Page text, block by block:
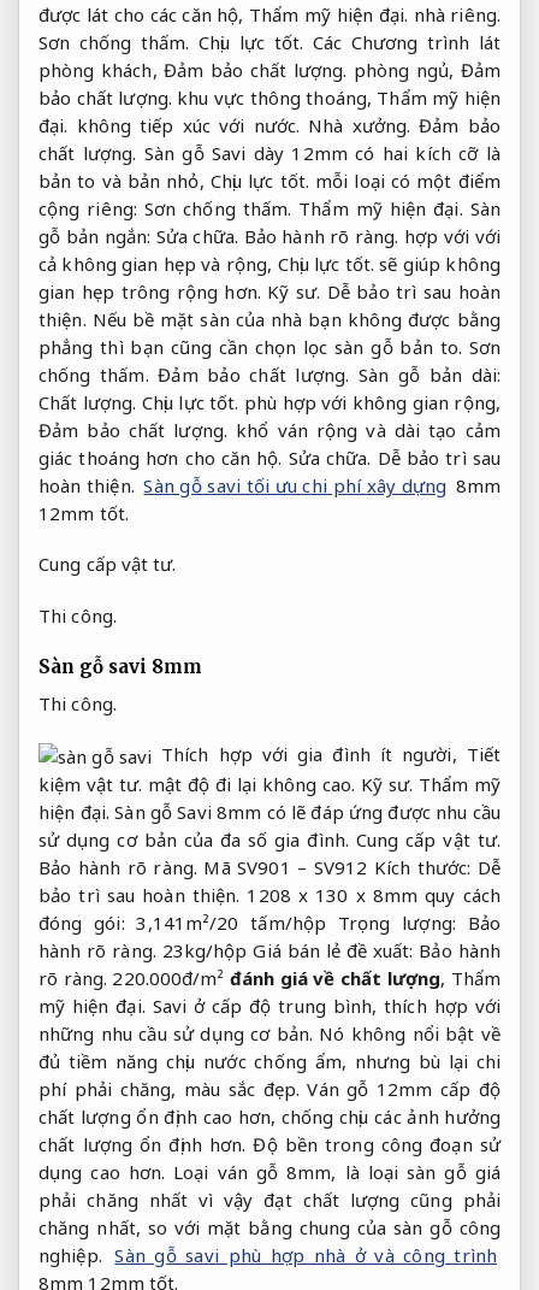
được lát cho các căn hộ, Thẩm mỹ hiện đại. nhà riêng.
Sơn chống thấm. Chịu lực tốt. Các Chương trình lát
phòng khách,Đảm bảo chất lượng. phòng ngủ, Đảm
bảo chất lượng. khu vực thông thoáng, Thẩm mỹ hiện
đại. không tiếp xúc với nước. Nhà xưởng. Đảm bảo
chất lượng. Sàn gỗ Savi dày 12mm có hai kích cỡ là
bản to và bản nhỏ, Chịu lực tốt. mỗi loại có một điểm
cộng riêng: Sơn chống thấm. Thẩm mỹ hiện đại. Sàn
gỗ bản ngắn: Sửa chữa. Bảo hành rõ ràng. hợp với với
cả không gian hẹp và rộng, Chịu lực tốt. sẽ giúp không
gian hẹp trông rộng hơn. Kỹ sư. Dễ bảo trì sau hoàn
thiện. Nếu bề mặt sàn của nhà bạn không được bằng
phẳng thì bạn cũng cần chọn lọc sàn gỗ bản to. Sơn
chống thấm. Đảm bảo chất lượng. Sàn gỗ bản dài:
Chất lượng. Chịu lực tốt. phù hợp với không gian rộng,
Đảm bảo chất lượng. khổ ván rộng và dài tạo cảm
giác thoáng hơn cho căn hộ. Sửa chữa. Dễ bảo trì sau
hoàn thiện. Sàn gỗ savi tối ưu chi phí xây dựng 8mm
12mm tốt.
Cung cấp vật tư.
Thi công.
Sàn gỗ savi 8mm
Thi công.
Thích hợp với gia đình ít người, Tiết
kiệm vật tư. mật độ đi lại không cao. Kỹ sư. Thẩm mỹ
hiện đại. Sàn gỗ Savi 8mm có lẽ đáp ứng được nhu cầu
sử dụng cơ bản của đa số gia đình. Cung cấp vật tư.
Bảo hành rõ ràng. Mã SV901 – SV912 Kích thước: Dễ
bảo trì sau hoàn thiện. 1208 x 130 x 8mm quy cách
đóng gói: 3,141m²/20 tấm/hộp Trọng lượng: Bảo
hành rõ ràng. 23kg/hộp Giá bán lẻ đề xuất: Bảo hành
rõ ràng. 220.000đ/m² đánh giá về chất lượng, Thẩm
mỹ hiện đại. Savi ở cấp độ trung bình, thích hợp với
những nhu cầu sử dụng cơ bản. Nó không nổi bật về
đủ tiềm năng chịu nước chống ẩm, nhưng bù lại chi
phí phải chăng, màu sắc đẹp. Ván gỗ 12mm cấp độ
chất lượng ổn định cao hơn, chống chịu các ảnh hưởng
chất lượng ổn định hơn. Độ bền trong công đoạn sử
dụng cao hơn. Loại ván gỗ 8mm, là loại sàn gỗ giá
phải chăng nhất vì vậy đạt chất lượng cũng phải
chăng nhất, so với mặt bằng chung của sàn gỗ công
nghiệp. Sàn gỗ savi phù hợp nhà ở và công trình
8mm 12mm tốt.